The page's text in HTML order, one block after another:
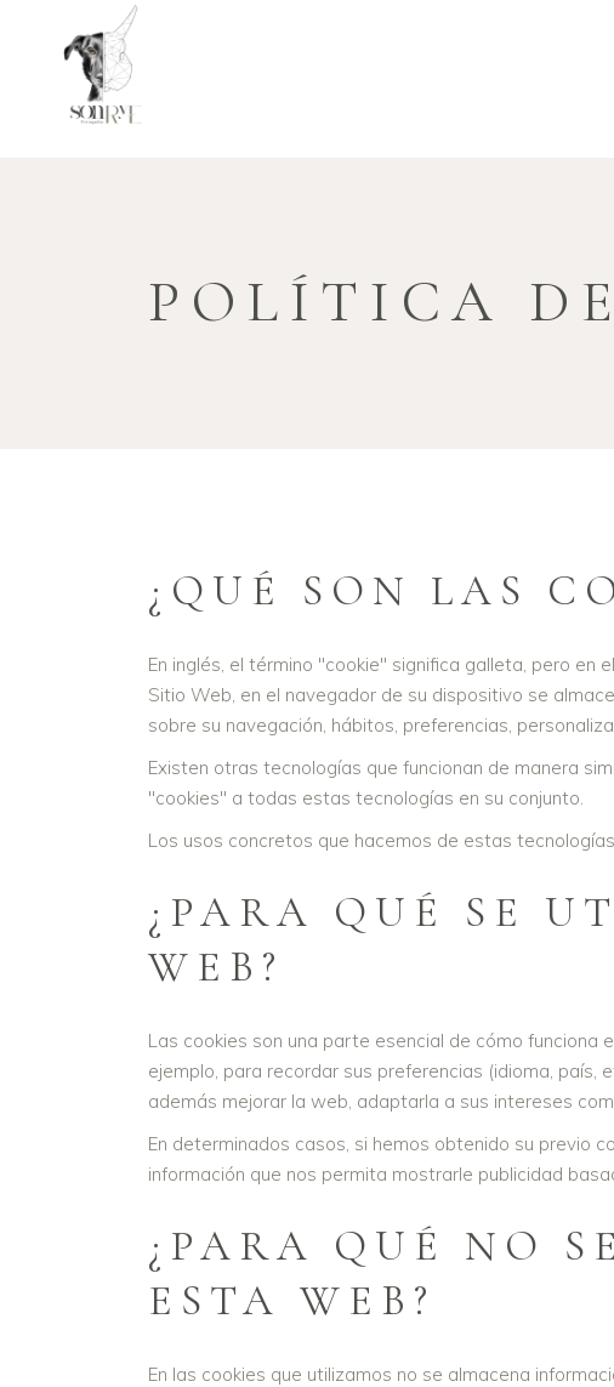
POLÍTICA
¿QUÉ SON LAS
En inglés, el término "cookie" significa galleta, pero
Sitio Web, en el navegador de su dispositivo se
sobre su navegación, hábitos, preferencias,
Existen otras tecnologías que funcionan de manera
"cookies" a todas estas tecnologías en su conjunto.
Los usos concretos que hacemos de estas
¿PARA QUÉ SE
WEB?
Las cookies son una parte esencial de cómo funciona
ejemplo, para recordar sus preferencias (idioma,
además mejorar la web, adaptarla a sus intereses
En determinados casos, si hemos obtenido su previo
información que nos permita mostrarle publicidad
¿PARA QUÉ NO
ESTA WEB?
En las cookies que utilizamos no se almacena